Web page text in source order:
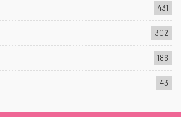
431
302
186
43